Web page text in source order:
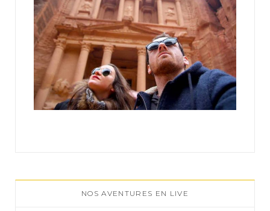
NOS AVENTURES EN LIVE